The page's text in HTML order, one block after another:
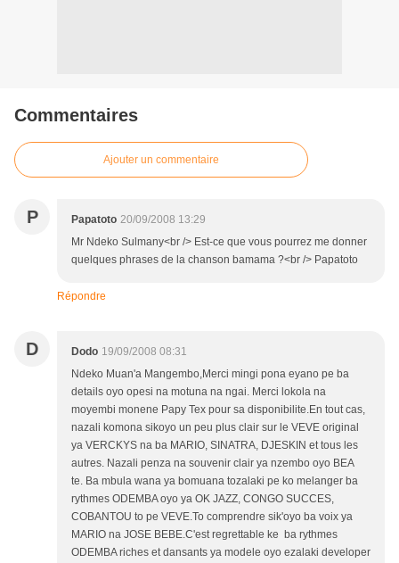
Commentaires
Ajouter un commentaire
P Papatoto 20/09/2008 13:29
Mr Ndeko Sulmany<br /> Est-ce que vous pourrez me donner
quelques phrases de la chanson bamama ?<br /> Papatoto
Répondre
D Dodo 19/09/2008 08:31
Ndeko Muan'a Mangembo,Merci mingi pona eyano pe ba
details oyo opesi na motuna na ngai. Merci lokola na
moyembi monene Papy Tex pour sa disponibilite.En tout cas,
nazali komona sikoyo un peu plus clair sur le VEVE original
ya VERCKYS na ba MARIO, SINATRA, DJESKIN et tous les
autres. Nazali penza na souvenir clair ya nzembo oyo BEA
te. Ba mbula wana ya bomuana tozalaki pe ko melanger ba
rythmes ODEMBA oyo ya OK JAZZ, CONGO SUCCES,
COBANTOU to pe VEVE.To comprendre sik'oyo ba voix ya
MARIO na JOSE BEBE.C'est regrettable ke ba rythmes
ODEMBA riches et dansants ya modele oyo ezalaki developer